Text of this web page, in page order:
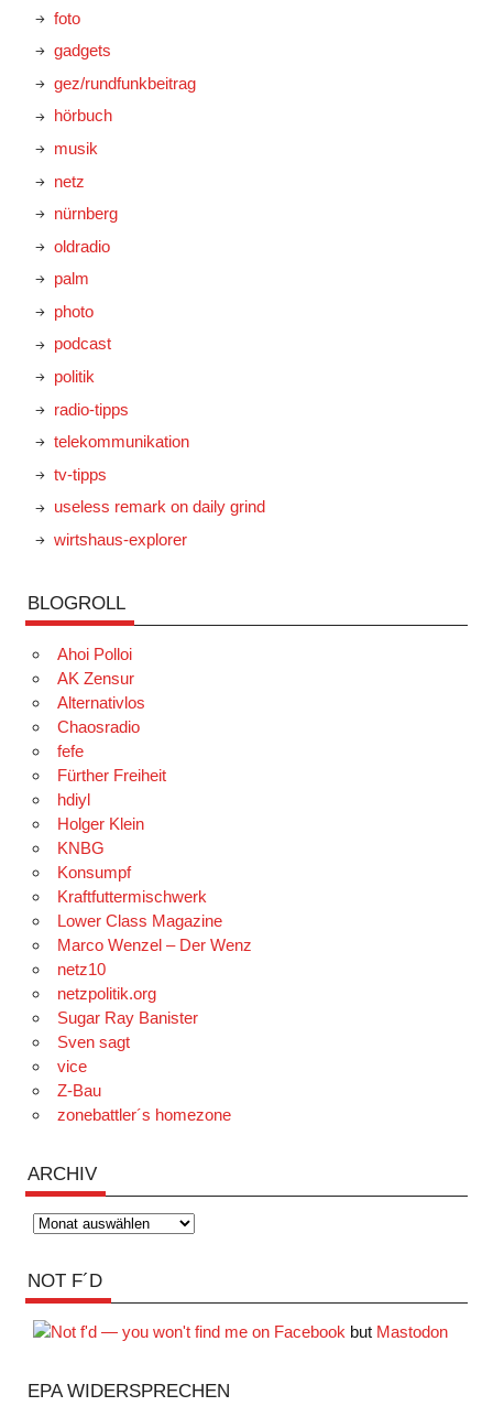
foto
gadgets
gez/rundfunkbeitrag
hörbuch
musik
netz
nürnberg
oldradio
palm
photo
podcast
politik
radio-tipps
telekommunikation
tv-tipps
useless remark on daily grind
wirtshaus-explorer
BLOGROLL
Ahoi Polloi
AK Zensur
Alternativlos
Chaosradio
fefe
Fürther Freiheit
hdiyl
Holger Klein
KNBG
Konsumpf
Kraftfuttermischwerk
Lower Class Magazine
Marco Wenzel – Der Wenz
netz10
netzpolitik.org
Sugar Ray Banister
Sven sagt
vice
Z-Bau
zonebattler´s homezone
ARCHIV
Archiv
NOT F´D
but Mastodon
EPA WIDERSPRECHEN